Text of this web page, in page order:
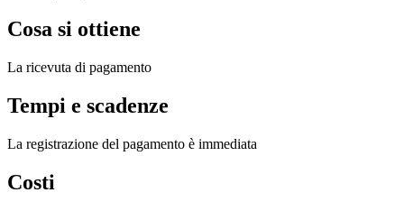
Cosa si ottiene
La ricevuta di pagamento
Tempi e scadenze
La registrazione del pagamento è immediata
Costi